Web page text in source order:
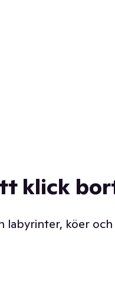
klick
labyrinter, köer